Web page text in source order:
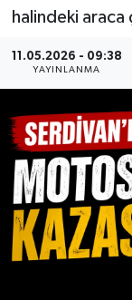
halindeki araca
11.05.2026 - 09:38
YAYINLANMA